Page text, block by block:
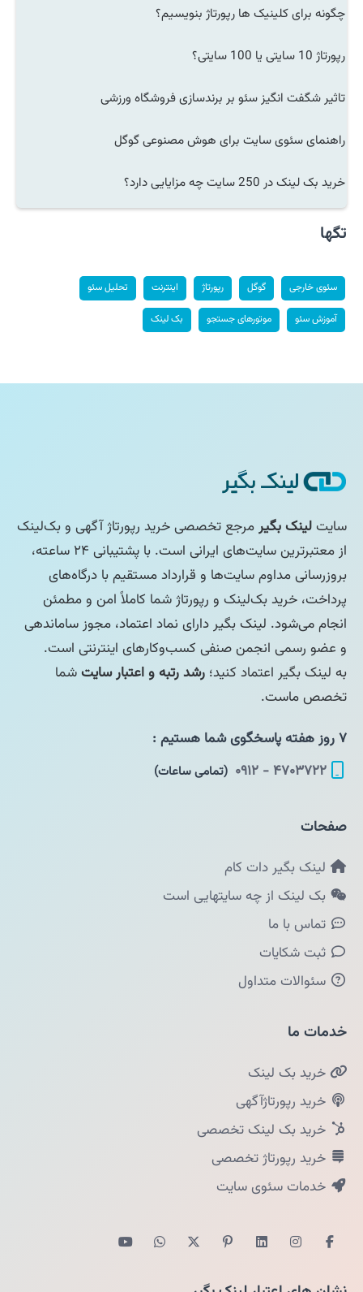
چگونه برای کلینیک ها رپورتاژ بنویسیم؟
رپورتاژ 10 سایتی یا 100 سایتی؟
تاثیر شگفت انگیز سئو بر برندسازی فروشگاه ورزشی
راهنمای سئوی سایت برای هوش مصنوعی گوگل
خرید بک لینک در 250 سایت چه مزایایی دارد؟
تگها
سئوی خارجی گوگل رپورتاژ اینترنت تحلیل سئو
آموزش سئو موتورهای جستجو بک لینک
سایتلینک بگیرمرجع تخصصی خرید رپورتاژ آگهی و بک‌لینک
از معتبرترین سایت‌های ایرانی است. با پشتیبانی ۲۴ ساعته،
بروزرسانی مداوم سایت‌ها و قرارداد مستقیم با درگاه‌های
پرداخت، خرید بک‌لینک و رپورتاژ شما کاملاً امن و مطمئن
انجام می‌شود. لینک بگیر دارای نماد اعتماد، مجوز ساماندهی
و عضو رسمی انجمن صنفی کسب‌وکارهای اینترنتی است.
به لینک بگیر اعتماد کنید؛ رشد رتبه و اعتبار سایتشما
تخصص ماست.
۷ روز هفته پاسخگوی شما هستیم :
۴۷۰۳۷۲۲ - ۰۹۱۲
(تمامی ساعات)
صفحات
لینک بگیر دات کام
بک لینک از چه سایتهایی است
تماس با ما
ثبت شکایات
سئوالات متداول
خدمات ما
خرید بک لینک
خرید رپورتاژآگهی
خرید بک لینک تخصصی
خرید رپورتاژ تخصصی
خدمات سئوی سایت